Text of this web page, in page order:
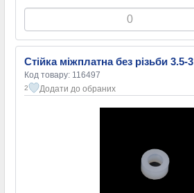
Стійка міжплатна без різьби 3.5-3
Код товару: 116497
2 Додати до обраних